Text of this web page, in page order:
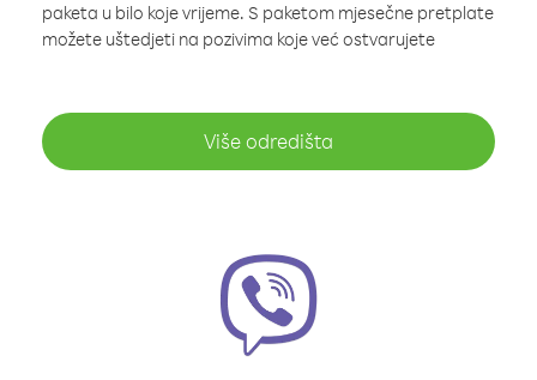
paketa u bilo koje vrijeme. S paketom mjesečne pretplate
možete uštedjeti na pozivima koje već ostvarujete
Više odredišta